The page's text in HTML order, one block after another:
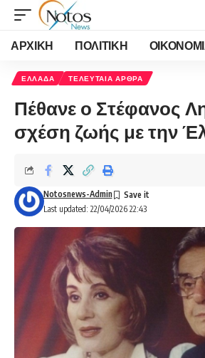
ΑΡΧΙΚΗ ΠΟΛΙΤΙΚΗ
ΕΛΛΑΔΑ ΤΕΛΕΥΤΑΙΑ ΑΡΘΡΑ
Πέθανε ο Στέφανος
σχέση ζωής με την
Last updated: 22/04/2026 22:43
Notosnews-Admin